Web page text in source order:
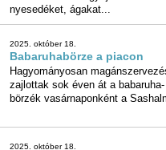
November 3-tól december 14-ig
kitenni a zsákba gyűjtött
2025. október 18.
Babaruhabörze a piacon
Hagyományosan
zajlottak sok éven át a
börzék vasárnaponként a